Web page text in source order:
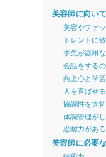
美容師に向い
美容やファ
トレンドに
手先が器用
会話をする
向上心と学
人を喜ばせ
協調性を大
体調管理が
忍耐力があ
美容師に必要